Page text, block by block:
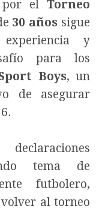
por el Torneo
30 años sigue
y
para los
Boys, un
de asegurar
tema de
futbolero,
al torneo